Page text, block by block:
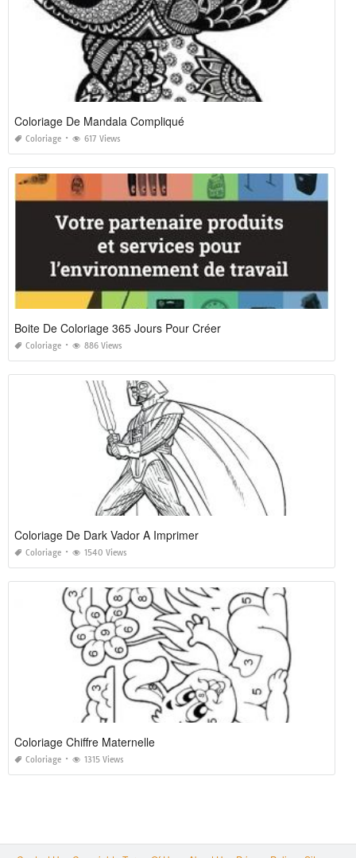
Coloriage De Mandala Compliqué
Coloriage 617 Views
Boite De Coloriage 365 Jours Pour Créer
Coloriage 886 Views
Coloriage De Dark Vador A Imprimer
Coloriage 1540 Views
Coloriage Chiffre Maternelle
Coloriage 1315 Views